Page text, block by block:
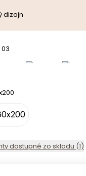
dizajn
dostupné zo skladu (1)